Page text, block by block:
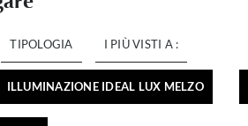
TIPOLOGIA I PIÙ VISTI A :
ILLUMINAZIONE IDEAL LUX MELZO